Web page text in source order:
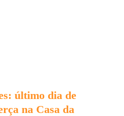
último dia de
na Casa da